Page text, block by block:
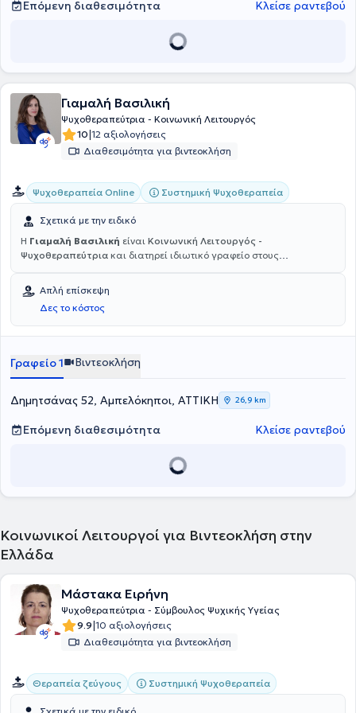
θεραπευτικής σχέσης. Η επαγγελματική της πορεία χαρακτηρίζεται
Επόμενη διαθεσιμότητα Κλείσε ραντεβού
Γιαμαλή Βασιλική
Ψυχοθεραπεύτρια - Κοινωνική Λειτουργός
10|12 αξιολογήσεις
Διαθεσιμότητα για βιντεοκλήση
Ψυχοθεραπεία Online Συστημική Ψυχοθεραπεία
Σχετικά με την ειδικό
Η Γιαμαλή Βασιλική είναι Κοινωνική Λειτουργός -
Ψυχοθεραπεύτρια και διατηρεί ιδιωτικό γραφείο στους
έχει ειδικευτεί στην Συστημική ψυχοθεραπεία στο Θεραπευτικό και
Εκπαιδευτικό Ινστιτούτο Υπαρξιακής Συστημικής Προσέγγισης
"Αντίστιξη". Επιπλέον, έχει εργαστεί σε διαφορετικά πλαίσια,
παρεχοντας ψυχοκοινωνική στήριξη σε ευάλωτες ομάδες τόσο σε
με το Κοινοτικό Κέντρο Ψυχικής Υγείας Παγκρατίου, όπου
αναλάμβανε διαγνωστικά ραντεβού και θεραπευτικές συνεδρίες
ενήλικες και περιστατικά από όλο το φάσμα της ψυχικής υγείας.
Τέλος είναι μέλος της Ελληνικής Εταιρείας Συστημικής Θεραπείας.
Απλή επίσκεψη
Δες το κόστος
Γραφείο 1 Βιντεοκλήση
Δημητσάνας 52, Αμπελόκηποι, ΑΤΤΙΚΗ 26,9 km
Επόμενη διαθεσιμότητα Κλείσε ραντεβού
Κοινωνικοί Λειτουργοί για Βιντεοκλήση στην
Ελλάδα
Μάστακα Ειρήνη
Ψυχοθεραπεύτρια - Σύμβουλος Ψυχικής Υγείας
9.9|10 αξιολογήσεις
Διαθεσιμότητα για βιντεοκλήση
Θεραπεία ζεύγους Συστημική Ψυχοθεραπεία